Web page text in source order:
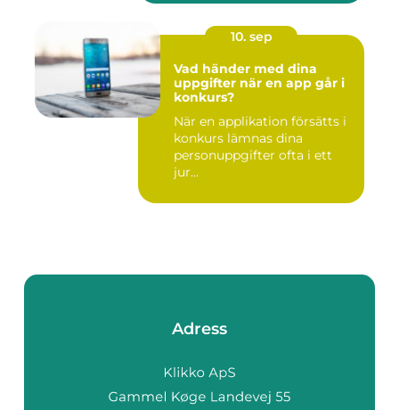
10. sep
Vad händer med dina
uppgifter när en app går i
konkurs?
När en applikation försätts i
konkurs lämnas dina
personuppgifter ofta i ett
jur...
Adress